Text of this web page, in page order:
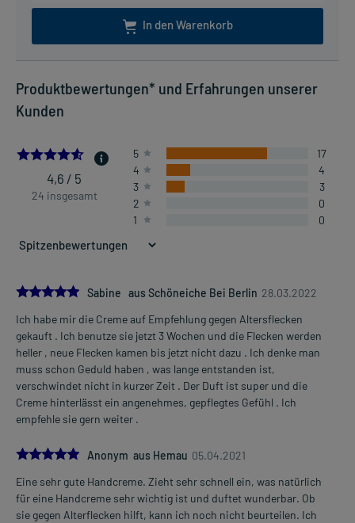
In den Warenkorb
Produktbewertungen* und Erfahrungen unserer
Kunden
4.583333333333333
4,6 / 5
24 insgesamt
5
17
4
4
3
3
2
0
1
0
5.0
Sabine aus Schöneiche Bei Berlin 28.03.2022
Ich habe mir die Creme auf Empfehlung gegen Altersflecken
gekauft . Ich benutze sie jetzt 3 Wochen und die Flecken werden
heller , neue Flecken kamen bis jetzt nicht dazu . Ich denke man
muss schon Geduld haben , was lange entstanden ist,
verschwindet nicht in kurzer Zeit . Der Duft ist super und die
Creme hinterlässt ein angenehmes, gepflegtes Gefühl . Ich
empfehle sie gern weiter .
5.0Anonym aus Hemau 05.04.2021
Eine sehr gute Handcreme. Zieht sehr schnell ein, was natürlich
für eine Handcreme sehr wichtig ist und duftet wunderbar. Ob
sie gegen Alterflecken hilft, kann ich noch nicht beurteilen. Ich